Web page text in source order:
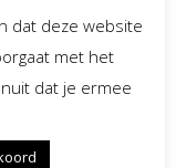
dat deze website
met het
dat je ermee